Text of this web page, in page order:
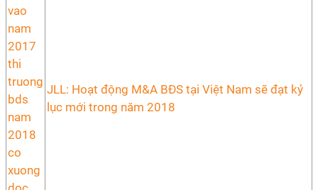
JLL: Hoạt động M&A BĐS tại Việt Nam sẽ đạt kỷ
lục mới trong năm 2018